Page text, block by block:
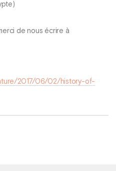
de nous écrire à
2017/06/02/history-of-